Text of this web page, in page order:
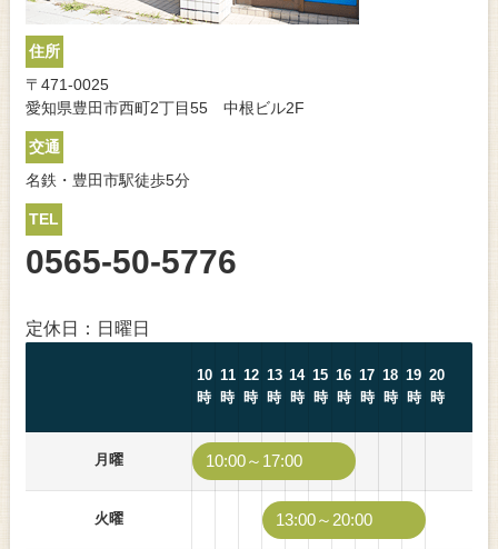
住所
〒471-0025
愛知県豊田市西町2丁目55 中根ビル2F
交通
名鉄・豊田市駅徒歩5分
TEL
0565-50-5776
定休日：日曜日
10
時
11
時
12
時
13
時
14
時
15
時
16
時
17
時
18
時
19
時
20
時
月曜 10:00～17:00
火曜 13:00～20:00